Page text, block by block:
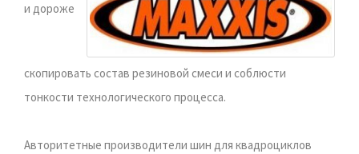
и дороже
скопировать состав резиновой смеси и соблюсти
тонкости технологического процесса.
Авторитетные производители шин для квадроциклов